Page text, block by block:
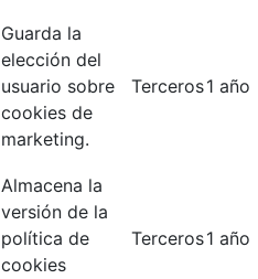
Guarda la
elección del
usuario sobre
cookies de
marketing.
Terceros1 año
Almacena la
versión de la
política de
cookies
Terceros1 año